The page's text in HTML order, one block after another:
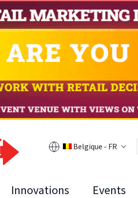
Belgique - FR
Innovations Events